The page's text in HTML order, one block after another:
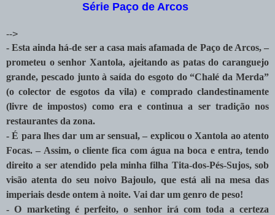
Série Paço de Arcos
-->
- Esta ainda há-de ser a casa mais afamada de Paço de Arcos, –
prometeu o senhor Xantola, ajeitando as patas do caranguejo
grande, pescado junto à saída do esgoto do “Chalé da Merda”
(o colector de esgotos da vila) e comprado clandestinamente
(livre de impostos) como era e continua a ser tradição nos
restaurantes da zona.
- É para lhes dar um ar sensual, – explicou o Xantola ao atento
Focas. – Assim, o cliente fica com água na boca e entra, tendo
direito a ser atendido pela minha filha Tita-dos-Pés-Sujos, sob
visão atenta do seu noivo Bajoulo, que está ali na mesa das
imperiais desde ontem à noite. Vai dar um genro de peso!
- O marketing é perfeito, o senhor irá com toda a certeza